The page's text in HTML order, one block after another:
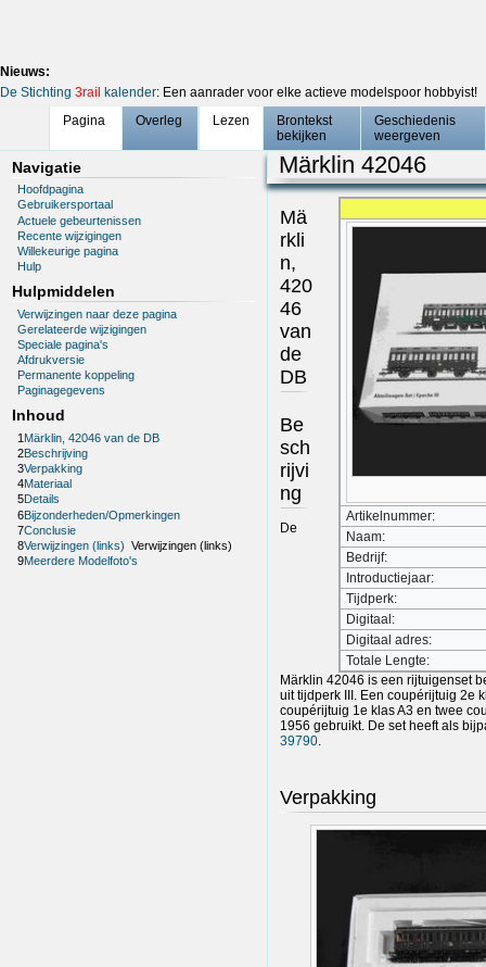
Nieuws:
De Stichting 3rail kalender: Een aanrader voor elke actieve modelspoor hobbyist!
Pagina
Overleg Lezen
Brontekst
bekijken
Geschiedenis
weergeven
Navigatie
Hoofdpagina
Gebruikersportaal
Actuele gebeurtenissen
Recente wijzigingen
Willekeurige pagina
Hulp
Hulpmiddelen
Verwijzingen naar deze pagina
Gerelateerde wijzigingen
Speciale pagina's
Afdrukversie
Permanente koppeling
Paginagegevens
Inhoud
1 Märklin, 42046 van de DB
2Beschrijving
3Verpakking
4Materiaal
5Details
6Bijzonderheden/Opmerkingen
7Conclusie
8Verwijzingen (links) Verwijzingen (links)
9Meerdere Modelfoto's
Märklin 42046
Artikelnummer:
Naam:
Bedrijf:
Introductiejaar:
Tijdperk:
Digitaal:
Digitaal adres:
Totale Lengte:
Mä
rkli
n,
420
46
van
de
DB
Be
sch
rijvi
ng
De
Märklin 42046 is een rijtuigenset
uit tijdperk III. Een coupérijtuig 2e
coupérijtuig 1e klas A3 en twee
1956 gebruikt. De set heeft als
39790.
Verpakking